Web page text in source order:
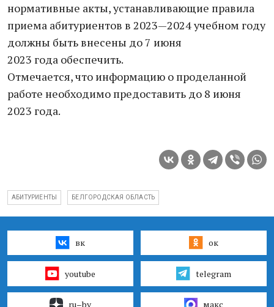
нормативные акты, устанавливающие правила
приема абитуриентов в 2023—2024 учебном году
должны быть внесены до 7 июня
2023 года обеспечить.
Отмечается, что информацию о проделанной
работе необходимо предоставить до 8 июня
2023 года.
АБИТУРИЕНТЫ БЕЛГОРОДСКАЯ ОБЛАСТЬ
вк ок
youtube telegram
ru–by макс